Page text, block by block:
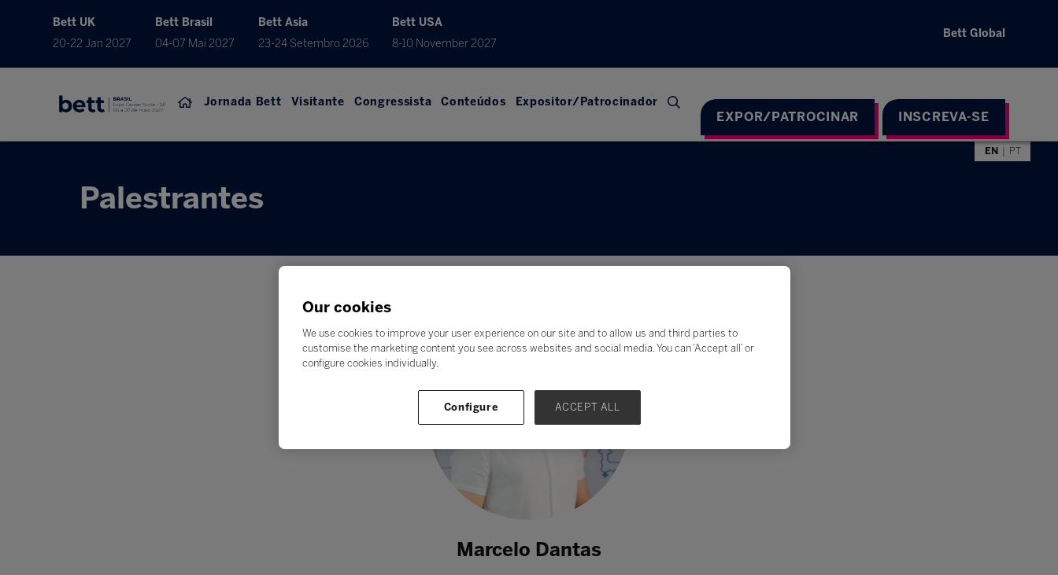
Bett UK
20-22 Jan 2027
Bett Brasil
04-07 Mai 2027
Bett Asia
23-24 Setembro 2026
Bett USA
8-10 November 2027
Bett Global
Jornada Bett Visitante Congressista Conteúdos Expositor/Patrocinador
EXPOR/PATROCINAR INSCREVA-SE
EN PT
Palestrantes
Marcelo Dantas
Our cookies
We use cookies to improve your user experience on our site and to allow us and third parties to
customise the marketing content you see across websites and social media. You can ‘Accept all’ or
configure cookies individually.
Configure ACCEPT ALL